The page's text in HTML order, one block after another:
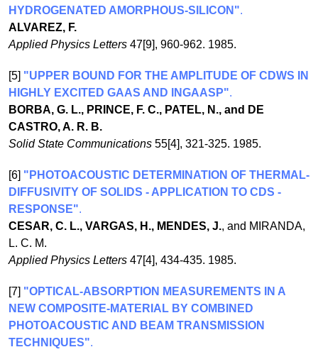
HYDROGENATED AMORPHOUS-SILICON".
ALVAREZ, F.
Applied Physics Letters 47[9], 960-962. 1985.
[5] "UPPER BOUND FOR THE AMPLITUDE OF CDWS IN
HIGHLY EXCITED GAAS AND INGAASP".
BORBA, G. L., PRINCE, F. C., PATEL, N., and DE
CASTRO, A. R. B.
Solid State Communications 55[4], 321-325. 1985.
[6] "PHOTOACOUSTIC DETERMINATION OF THERMAL-
DIFFUSIVITY OF SOLIDS - APPLICATION TO CDS -
RESPONSE".
CESAR, C. L., VARGAS, H., MENDES, J., and MIRANDA,
L. C. M.
Applied Physics Letters 47[4], 434-435. 1985.
[7] "OPTICAL-ABSORPTION MEASUREMENTS IN A
NEW COMPOSITE-MATERIAL BY COMBINED
PHOTOACOUSTIC AND BEAM TRANSMISSION
TECHNIQUES".